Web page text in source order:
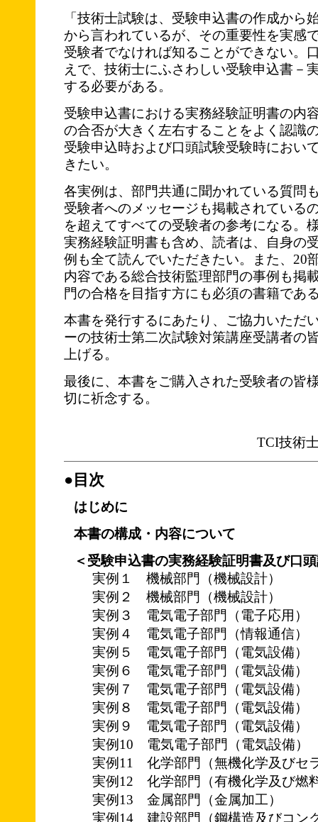
「技術士試験は、受験申込書の作成から
から言われているが、その重要性を実感
受験者でなければ知ることができない。
えで、技術士にふさわしい受験申込書－
する必要がある。
受験申込書における実務経験証明書の内
の合否が大きく左右することをよく認識
受験申込時および口頭試験受験時におい
きたい。
各実例は、部門共通に聞かれている質問
受験者へのメッセージも掲載されている
を超えてすべての受験者の参考になる。
実務経験証明書も含め、読者は、自身の
例も全て読んでいただきたい。また、20
内容である総合技術監理部門の事例も掲
門の合格を目指す方にも必須の書籍であ
本書を発行するにあたり、ご協力いただ
ーの技術士第二次試験対策講座受講者の
上げる。
最後に、本書をご購入された受験者の皆
切に祈念する。
TCI技術
●目次
はじめに
本書の構成・内容について
＜受験申込書の実務経験証明書及び口
実例１ 機械部門（機械設計）
実例２ 機械部門（機械設計）
実例３ 電気電子部門（電子応用）
実例４ 電気電子部門（情報通信）
実例５ 電気電子部門（電気設備）
実例６ 電気電子部門（電気設備）
実例７ 電気電子部門（電気設備）
実例８ 電気電子部門（電気設備）
実例９ 電気電子部門（電気設備）
実例10 電気電子部門（電気設備）
実例11 化学部門（無機化学及びセ
実例12 化学部門（有機化学及び燃
実例13 金属部門（金属加工）
実例14 建設部門（鋼構造及びコン